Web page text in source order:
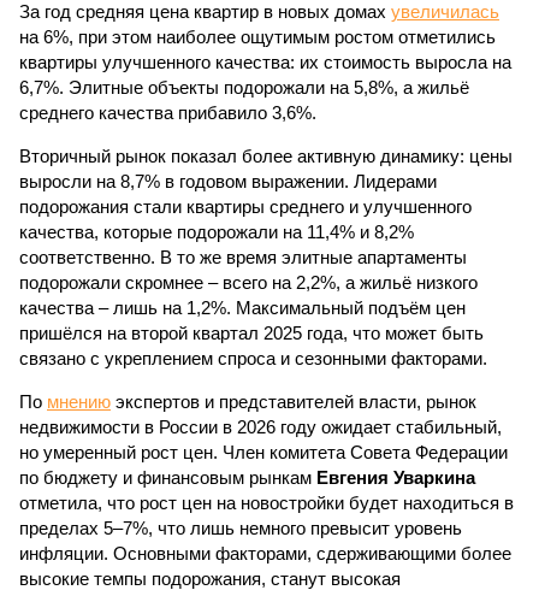
За год средняя цена квартир в новых домах увеличилась
на 6%, при этом наиболее ощутимым ростом отметились
квартиры улучшенного качества: их стоимость выросла на
6,7%. Элитные объекты подорожали на 5,8%, а жильё
среднего качества прибавило 3,6%.
Вторичный рынок показал более активную динамику: цены
выросли на 8,7% в годовом выражении. Лидерами
подорожания стали квартиры среднего и улучшенного
качества, которые подорожали на 11,4% и 8,2%
соответственно. В то же время элитные апартаменты
подорожали скромнее – всего на 2,2%, а жильё низкого
качества – лишь на 1,2%. Максимальный подъём цен
пришёлся на второй квартал 2025 года, что может быть
связано с укреплением спроса и сезонными факторами.
По мнению экспертов и представителей власти, рынок
недвижимости в России в 2026 году ожидает стабильный,
но умеренный рост цен. Член комитета Совета Федерации
по бюджету и финансовым рынкам Евгения Уваркина
отметила, что рост цен на новостройки будет находиться в
пределах 5–7%, что лишь немного превысит уровень
инфляции. Основными факторами, сдерживающими более
высокие темпы подорожания, станут высокая